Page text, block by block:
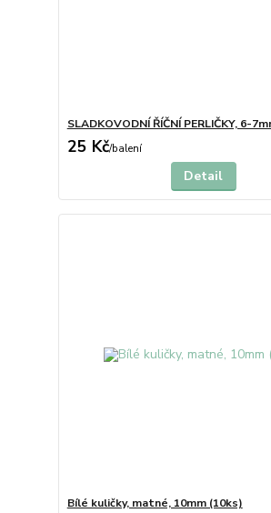
SLADKOVODNÍ ŘÍČNÍ PERLIČKY, 6-
25 Kč/balení
Detail
Bílé kuličky, matné, 10mm (10ks)